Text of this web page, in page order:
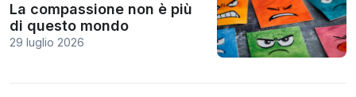
La compassione non è più
di questo mondo
29 luglio 2026